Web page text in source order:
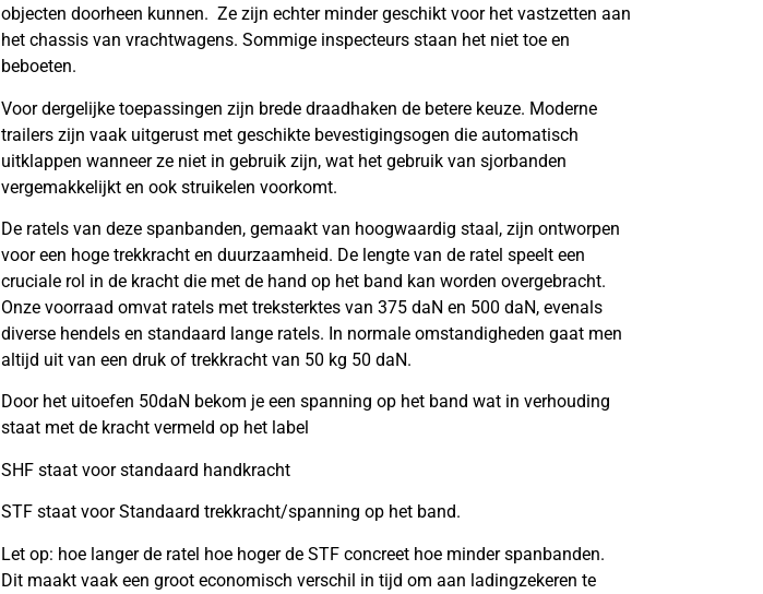
objecten doorheen kunnen. Ze zijn echter minder geschikt voor het vastzetten aan
het chassis van vrachtwagens. Sommige inspecteurs staan het niet toe en
beboeten.
Voor dergelijke toepassingen zijn brede draadhaken de betere keuze. Moderne
trailers zijn vaak uitgerust met geschikte bevestigingsogen die automatisch
uitklappen wanneer ze niet in gebruik zijn, wat het gebruik van sjorbanden
vergemakkelijkt en ook struikelen voorkomt.
De ratels van deze spanbanden, gemaakt van hoogwaardig staal, zijn ontworpen
voor een hoge trekkracht en duurzaamheid. De lengte van de ratel speelt een
cruciale rol in de kracht die met de hand op het band kan worden overgebracht.
Onze voorraad omvat ratels met treksterktes van 375 daN en 500 daN, evenals
diverse hendels en standaard lange ratels. In normale omstandigheden gaat men
altijd uit van een druk of trekkracht van 50 kg 50 daN.
Door het uitoefen 50daN bekom je een spanning op het band wat in verhouding
staat met de kracht vermeld op het label
SHF staat voor standaard handkracht
STF staat voor Standaard trekkracht/spanning op het band.
Let op: hoe langer de ratel hoe hoger de STF concreet hoe minder spanbanden.
Dit maakt vaak een groot economisch verschil in tijd om aan ladingzekeren te